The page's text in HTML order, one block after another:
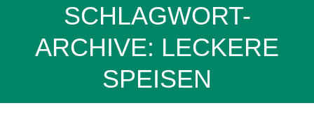
SCHLAGWORT-
ARCHIVE: LECKERE
SPEISEN